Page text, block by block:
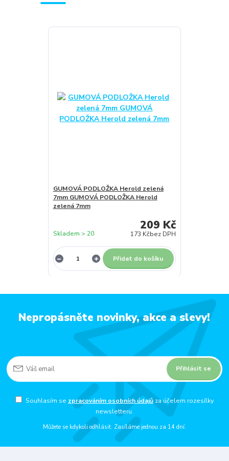
GUMOVÁ PODLOŽKA Herold zelená
7mm GUMOVÁ PODLOŽKA Herold
zelená 7mm
209 Kč
173 Kčbez DPH
Skladem > 20
Přidat do košíku
Nepropásněte novinky, akce a slevy!
Přihlásit se
Souhlasím se zpracováním osobních údajůza účelem rozesílky
newsletteru.
Můžete se kdykoli odhlásit. Zasíláme jednou za 14 dní.